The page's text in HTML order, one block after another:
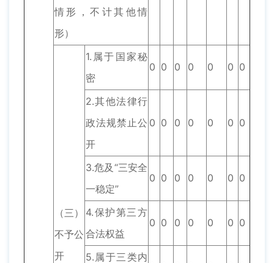
情形，不计其他情
形）
（三）
不予公
开
1.属于国家秘
密
0 0 0 0 0 0 0
2.其他法律行
政法规禁止公
开
0 0 0 0 0 0 0
3.危及“三安全
一稳定”
0 0 0 0 0 0 0
4.保护第三方
合法权益
0 0 0 0 0 0 0
5.属于三类内